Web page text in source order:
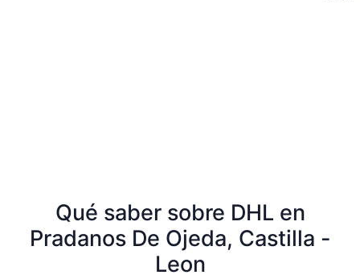
Qué saber sobre DHL en
Pradanos De Ojeda, Castilla -
Leon